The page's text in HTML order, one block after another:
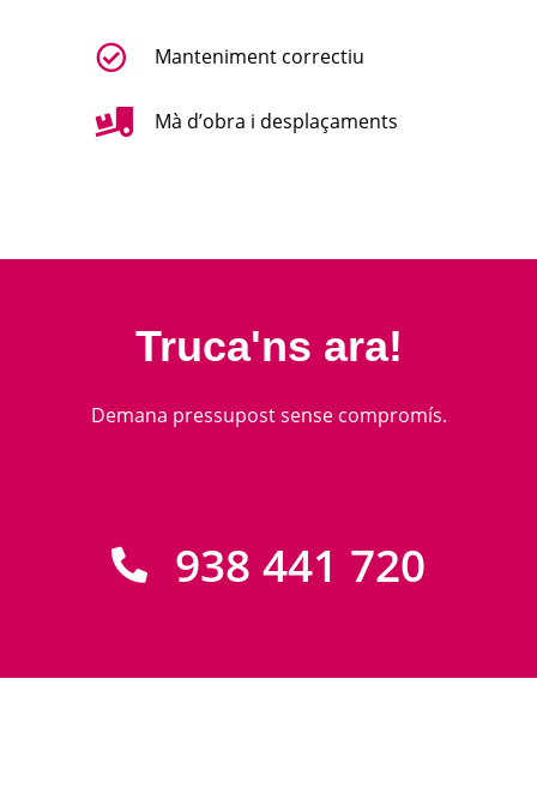
Manteniment correctiu
Mà d’obra i desplaçaments
Truca'ns ara!
Demana pressupost sense compromís.
938 441 720